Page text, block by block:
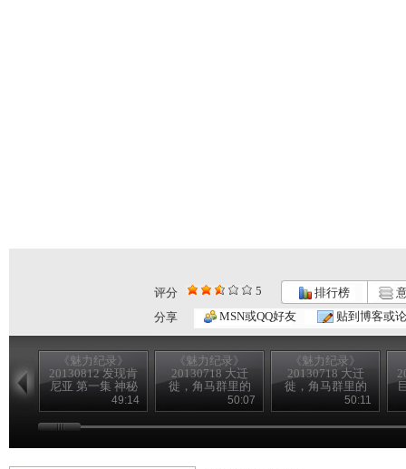
评分 5 排行榜
分享
MSN或QQ好友 贴到博客或
《魅力纪录》
20130812 发现肯
尼亚 第一集 神秘
49:14
《魅力纪录》
20130718 大迁
徙，角马群里的
间谍 第二集 横渡
50:07
《魅力纪录》
20130718 大迁
徙，角马群里的
间谍 第一集 征途
50:11